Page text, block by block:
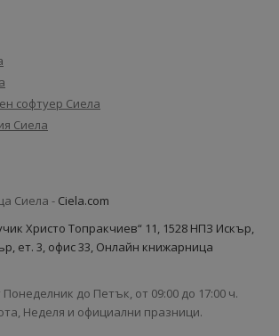
софтуер Сиела
Сиела
Сиела - Ciela.com
Христо Топракчиев“ 11, 1528 НПЗ Искър,
ет. 3, офис 33, Онлайн книжарница
до Петък, от 09:00 до 17:00 ч.
Неделя и официални празници.